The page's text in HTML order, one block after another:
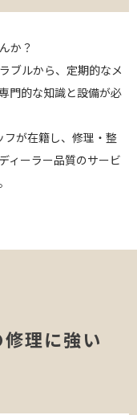
か？
ブルから、定期的なメ
門的な知識と設備が必
フが在籍し、修理・整
ィーラー品質のサービ
理に強い